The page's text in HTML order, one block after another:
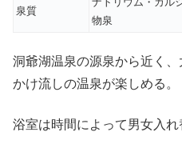
泉質
物泉
洞爺湖温泉の源泉から近く
かけ流しの温泉が楽しめる。
浴室は時間によって男女入れ